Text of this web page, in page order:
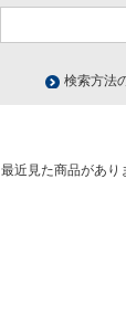
検索方法
最近見た商品があり